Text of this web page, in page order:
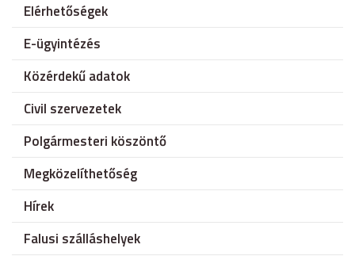
Elérhetőségek
E-ügyintézés
Közérdekű adatok
Civil szervezetek
Polgármesteri köszöntő
Megközelíthetőség
Hírek
Falusi szálláshelyek